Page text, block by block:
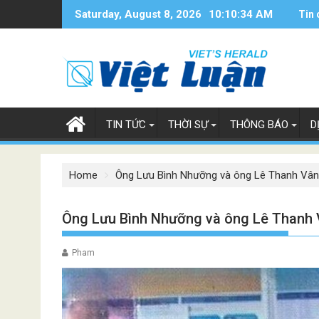
Saturday, August 8, 2026 10:10:35 AM Tin
TIN TỨC THỜI SỰ THÔNG BÁO
Home Ông Lưu Bình Nhưỡng và ông Lê Thanh
Ông Lưu Bình Nhưỡng và ông Lê Thanh
Pham